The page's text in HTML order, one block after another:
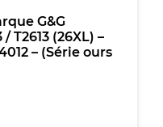
G&G
T2613 (26XL) –
– (Série ours